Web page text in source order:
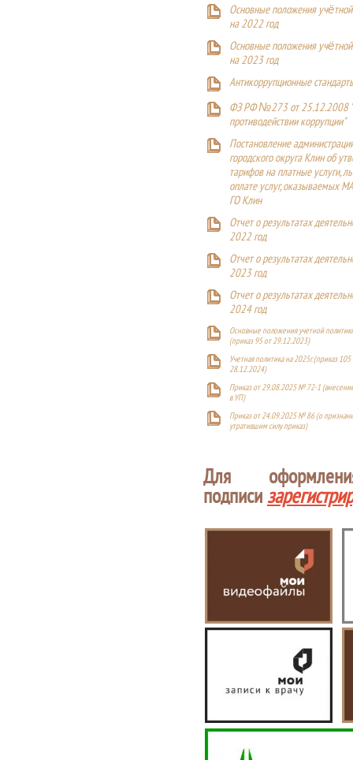
Основные положения
на 2022 год
Основные положения
на 2023 год
Антикоррупционные
ФЗ РФ №273 от 25.12.2008
противодействии коррупции"
Постановление
городского округа Клин об
тарифов на платные услуги,
оплате услуг, оказываемых
ГО Клин
Отчет о результатах
2022 год
Отчет о результатах
2023 год
Отчет о результатах
2024 год
Основные положения учетной
(приказ 95 от 29.12.2023)
Учетная политика на 2025г. (приказ 105
28.12.2024)
Приказ от 29.08.2025 № 72-1
в УП)
Приказ от 24.09.2025 № 86 (о
утратившим силу приказ)
Для
подписи